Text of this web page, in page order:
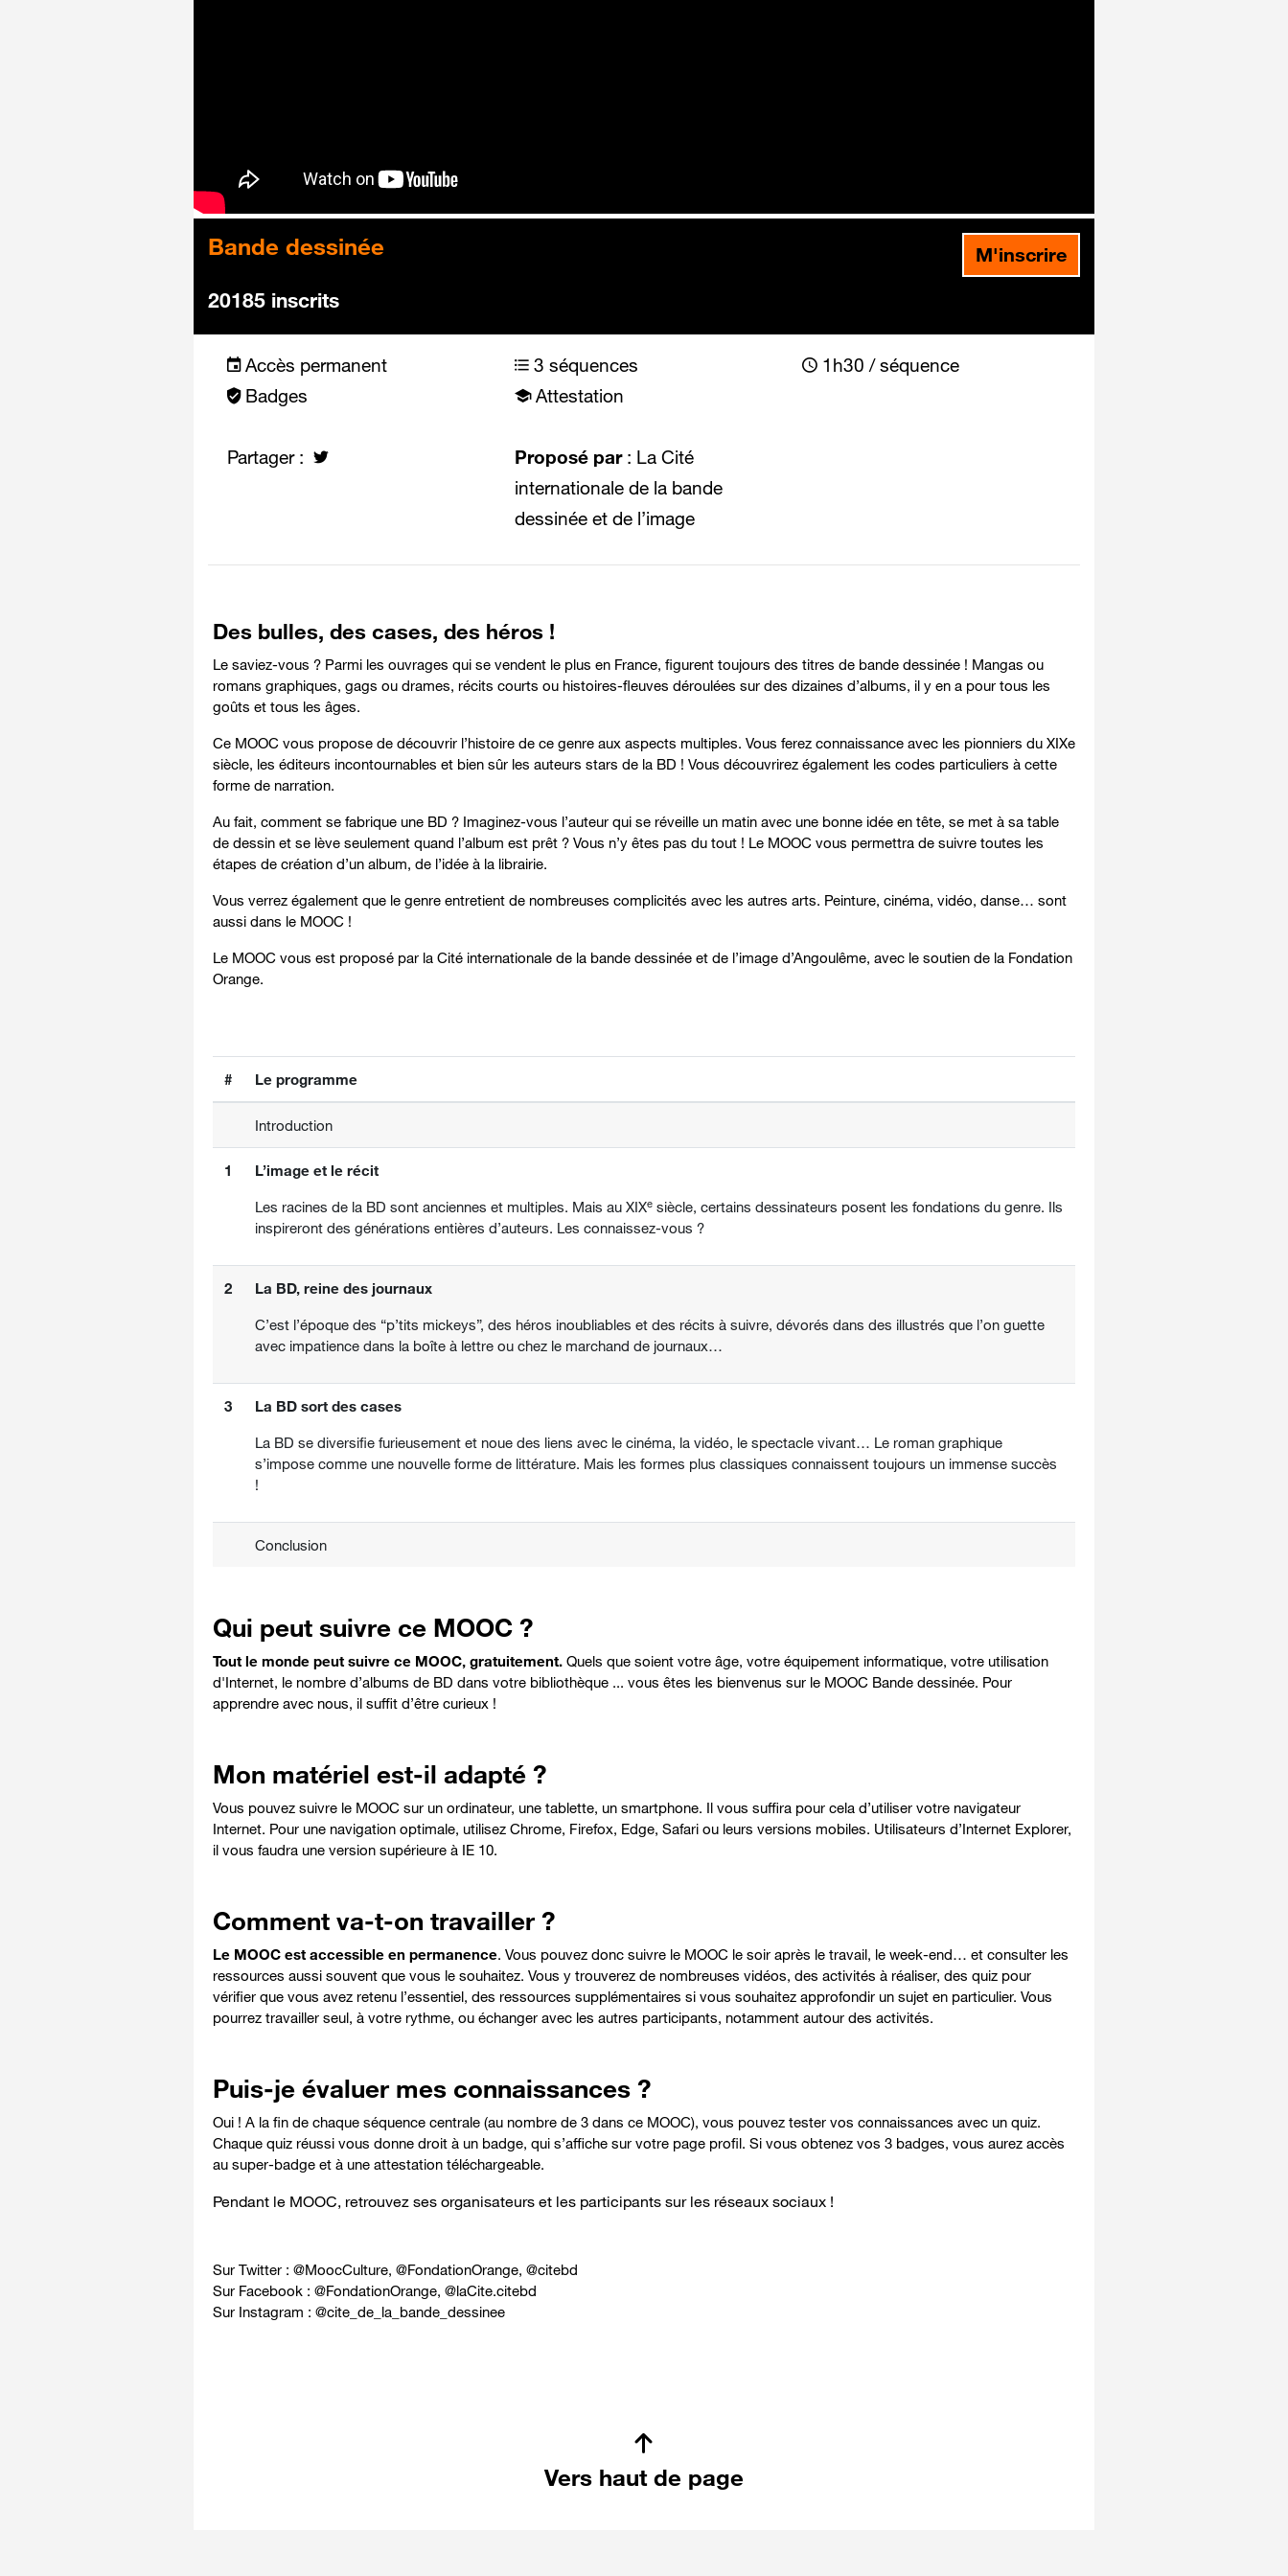
Bande dessinée
20185 inscrits
M'inscrire
Accès permanent
Badges
3 séquences
Attestation
1h30 / séquence
Partager : Proposé par: La Cité
internationale de la bande
dessinée et de l’image
Des bulles, des cases, des héros !
Le saviez-vous ? Parmi les ouvrages qui se vendent le plus en France, figurent toujours des titres de bande dessinée ! Mangas ou
romans graphiques, gags ou drames, récits courts ou histoires-fleuves déroulées sur des dizaines d’albums, il y en a pour tous les
goûts et tous les âges.
Ce MOOC vous propose de découvrir l’histoire de ce genre aux aspects multiples. Vous ferez connaissance avec les pionniers du XIXe
siècle, les éditeurs incontournables et bien sûr les auteurs stars de la BD ! Vous découvrirez également les codes particuliers à cette
forme de narration.
Au fait, comment se fabrique une BD ? Imaginez-vous l’auteur qui se réveille un matin avec une bonne idée en tête, se met à sa table
de dessin et se lève seulement quand l’album est prêt ? Vous n’y êtes pas du tout ! Le MOOC vous permettra de suivre toutes les
étapes de création d’un album, de l’idée à la librairie.
Vous verrez également que le genre entretient de nombreuses complicités avec les autres arts. Peinture, cinéma, vidéo, danse… sont
aussi dans le MOOC !
Le MOOC vous est proposé par la Cité internationale de la bande dessinée et de l’image d’Angoulême, avec le soutien de la Fondation
Orange.
# Le programme
Introduction
1 L’image et le récit
Les racines de la BD sont anciennes et multiples. Mais au XIXesiècle, certains dessinateurs posent les fondations du genre. Ils
inspireront des générations entières d’auteurs. Les connaissez-vous ?
2 La BD, reine des journaux
C’est l’époque des “p’tits mickeys”, des héros inoubliables et des récits à suivre, dévorés dans des illustrés que l’on guette
avec impatience dans la boîte à lettre ou chez le marchand de journaux…
3 La BD sort des cases
La BD se diversifie furieusement et noue des liens avec le cinéma, la vidéo, le spectacle vivant… Le roman graphique
s’impose comme une nouvelle forme de littérature. Mais les formes plus classiques connaissent toujours un immense succès
!
Conclusion
Qui peut suivre ce MOOC ?
Tout le monde peut suivre ce MOOC, gratuitement. Quels que soient votre âge, votre équipement informatique, votre utilisation
d'Internet, le nombre d’albums de BD dans votre bibliothèque ... vous êtes les bienvenus sur le MOOC Bande dessinée. Pour
apprendre avec nous, il suffit d’être curieux !
Mon matériel est-il adapté ?
Vous pouvez suivre le MOOC sur un ordinateur, une tablette, un smartphone. Il vous suffira pour cela d’utiliser votre navigateur
Internet. Pour une navigation optimale, utilisez Chrome, Firefox, Edge, Safari ou leurs versions mobiles. Utilisateurs d’Internet Explorer,
il vous faudra une version supérieure à IE 10.
Comment va-t-on travailler ?
Le MOOC est accessible en permanence. Vous pouvez donc suivre le MOOC le soir après le travail, le week-end… et consulter les
ressources aussi souvent que vous le souhaitez. Vous y trouverez de nombreuses vidéos, des activités à réaliser, des quiz pour
vérifier que vous avez retenu l’essentiel, des ressources supplémentaires si vous souhaitez approfondir un sujet en particulier. Vous
pourrez travailler seul, à votre rythme, ou échanger avec les autres participants, notamment autour des activités.
Puis-je évaluer mes connaissances ?
Oui ! A la fin de chaque séquence centrale (au nombre de 3 dans ce MOOC), vous pouvez tester vos connaissances avec un quiz.
Chaque quiz réussi vous donne droit à un badge, qui s’affiche sur votre page profil. Si vous obtenez vos 3 badges, vous aurez accès
au super-badge et à une attestation téléchargeable.
Pendant le MOOC, retrouvez ses organisateurs et les participants sur les réseaux sociaux !
Sur Twitter : @MoocCulture, @FondationOrange, @citebd
Sur Facebook : @FondationOrange, @laCite.citebd
Sur Instagram : @cite_de_la_bande_dessinee
Vers haut de page